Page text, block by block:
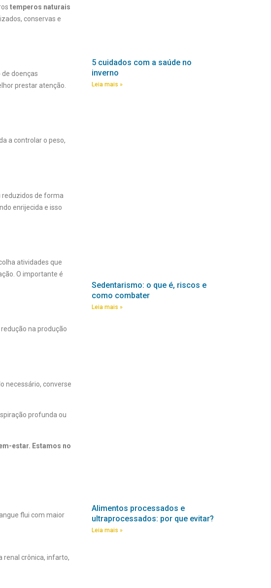
temperos naturais
conservas e
doenças
prestar atenção.
a controlar o peso,
reduzidos de forma
enrijecida e isso
atividades que
O importante é
na produção
necessário, converse
profunda ou
estar. Estamos no
flui com maior
renal crônica, infarto,
5 cuidados com a saúde no
inverno
Leia mais »
Sedentarismo: o que é, riscos e
como combater
Leia mais »
Alimentos processados e
ultraprocessados: por que evitar?
Leia mais »